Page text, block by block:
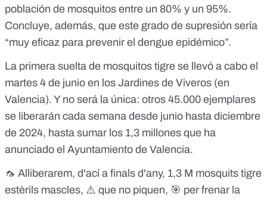
población de mosquitos entre un 80% y un 95%.
Concluye, además, que este grado de supresión sería
“muy eficaz para prevenir el dengue epidémico”.
La primera suelta de mosquitos tigre se llevó a cabo el
martes 4 de junio en los Jardines de Viveros (en
Valencia). Y no será la única: otros 45.000 ejemplares
se liberarán cada semana desde junio hasta diciembre
de 2024, hasta sumar los 1,3 millones que ha
anunciado el Ayuntamiento de Valencia.
🦟 Alliberarem, d'ací a finals d'any, 1,3 M mosquits tigre
estèrils mascles, ⚠️ que no piquen, 🎯 per frenar la